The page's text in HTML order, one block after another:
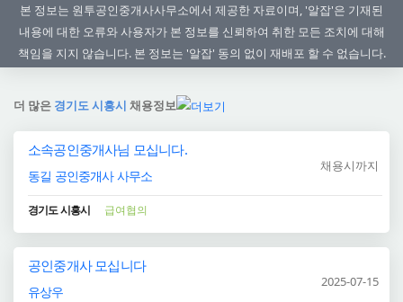
본 정보는 원투공인중개사사무소에서 제공한 자료이며, '알잡'은 기재된
내용에 대한 오류와 사용자가 본 정보를 신뢰하여 취한 모든 조치에 대해
책임을 지지 않습니다. 본 정보는 '알잡' 동의 없이 재배포 할 수 없습니다.
더 많은 경기도 시흥시 채용정보
소속공인중개사님 모십니다.
동길 공인중개사 사무소
채용시까지
경기도 시흥시 급여협의
공인중개사 모십니다
유상우
2025-07-15